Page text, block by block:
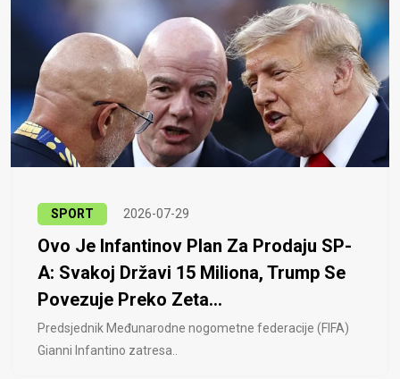
SPORT 2026-07-29
Ovo Je Infantinov Plan Za Prodaju SP-
A: Svakoj Državi 15 Miliona, Trump Se
Povezuje Preko Zeta...
Predsjednik Međunarodne nogometne federacije (FIFA)
Gianni Infantino zatresa..